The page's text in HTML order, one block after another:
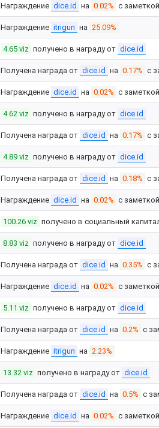
Награждение dice.id на 0.02% с
Награждение itrigun на 25.09%
4.65 viz получено в награду от dice.id
Получена награда от dice.id на 0.17% с
Награждение dice.id на 0.02% с
4.62 viz получено в награду от dice.id
Получена награда от dice.id на 0.17% с
4.89 viz получено в награду от dice.id
Получена награда от dice.id на 0.18% с
Награждение dice.id на 0.02% с
100.26 viz получено в социальный
8.83 viz получено в награду от dice.id
Получена награда от dice.id на 0.35% с
Награждение dice.id на 0.02% с
5.11 viz получено в награду от dice.id
Получена награда от dice.id на 0.2% с
Награждение itrigun на 2.23%
13.32 viz получено в награду от dice.id
Получена награда от dice.id на 0.5% с
Награждение dice.id на 0.02% с